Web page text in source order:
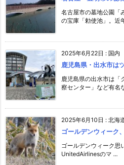
名古屋市の墓地公園「
の宝庫「勅使池」。近
2025年6月22日 : 国内
鹿児島県・出水市は
鹿児島県の出水市は「
察センター」など有名
2025年6月10日 : 北海
ゴールデンウィーク
ゴールデンウィーク思
UnitedAirlinesのマ ...